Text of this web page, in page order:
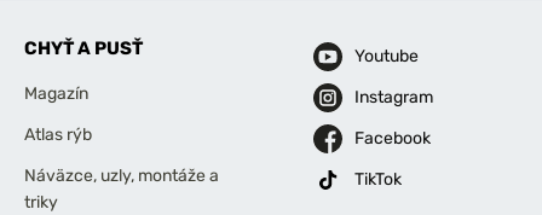
CHYŤ A PUSŤ
Magazín
Atlas rýb
Náväzce, uzly, montáže a
triky
Youtube
Instagram
Facebook
TikTok